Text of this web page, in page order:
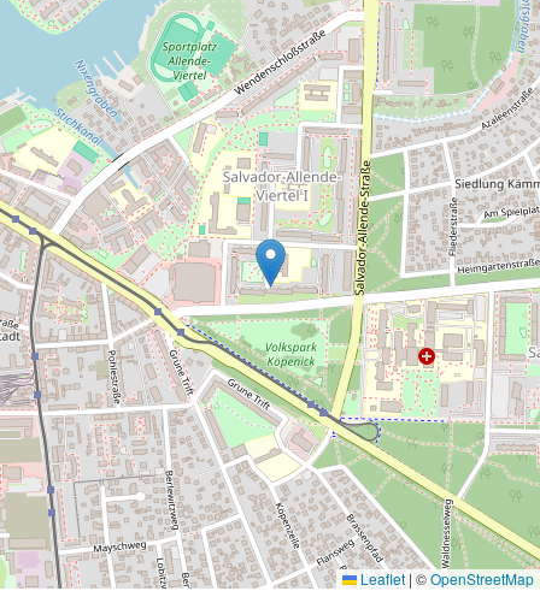
Leaflet | ©OpenStreetMap